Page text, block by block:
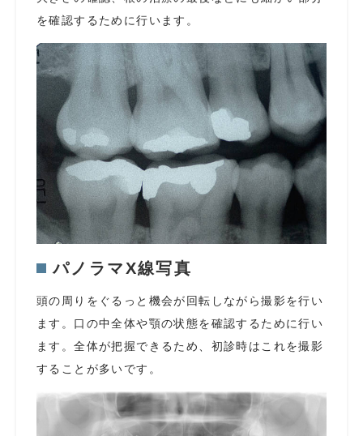
を確認するために行います。
パノラマX線写真
頭の周りをぐるっと機会が回転しながら撮影を行い
ます。口の中全体や顎の状態を確認するために行い
ます。全体が把握できるため、初診時はこれを撮影
することが多いです。